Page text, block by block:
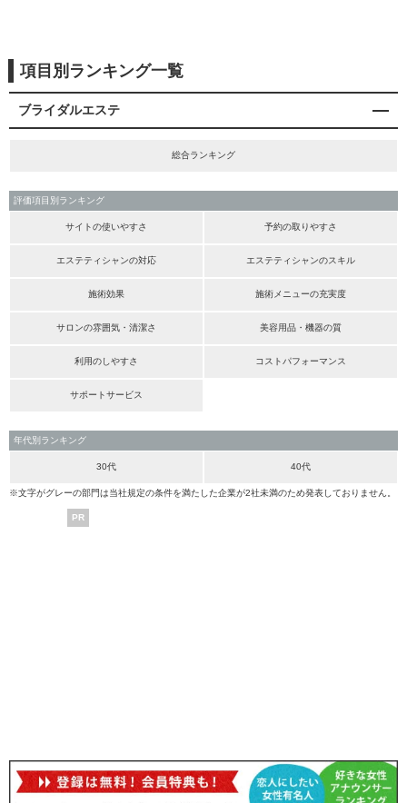
項目別ランキング一覧
ブライダルエステ
総合ランキング
評価項目別ランキング
サイトの使いやすさ 予約の取りやすさ
エステティシャンの対応 エステティシャンのスキル
施術効果 施術メニューの充実度
サロンの雰囲気・清潔さ 美容用品・機器の質
利用のしやすさ コストパフォーマンス
サポートサービス
年代別ランキング
30代 40代
※文字がグレーの部門は当社規定の条件を満たした企業が2社未満のため発表しておりません。
PR